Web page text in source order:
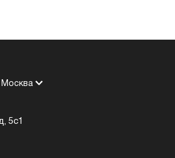
Москва
5с1